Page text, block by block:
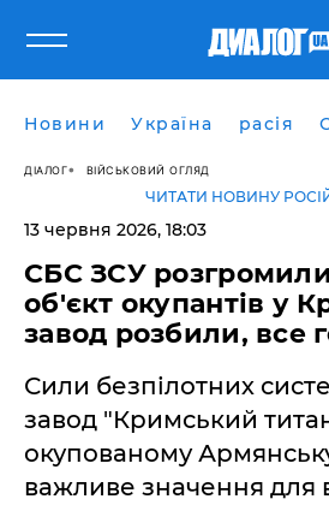
Новини Україна расія
ДІАЛОГ ВІЙСЬКОВИЙ ОГЛЯД
ЧИТАТИ НОВИНУ
13 червня 2026, 18:03
​СБС ЗСУ
об'єкт окупантів у
завод розбили, все
Сили безпілотних
завод "Кримський
окупованому
важливе значення для